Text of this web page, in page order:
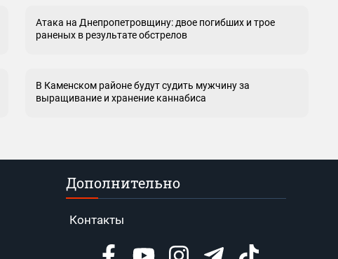
Атака на Днепропетровщину: двое погибших и трое
раненых в результате обстрелов
В Каменском районе будут судить мужчину за
выращивание и хранение каннабиса
Дополнительно
Контакты